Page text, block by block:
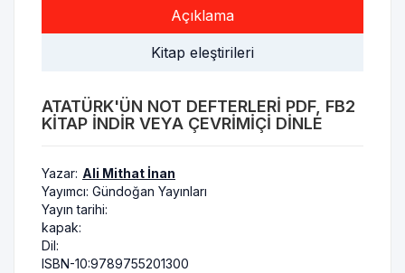
Açıklama
Kitap eleştirileri
ATATÜRK'ÜN NOT DEFTERLERI PDF, FB2
KITAP INDIR VEYA ÇEVRIMIÇI DINLE
Yazar: Ali Mithat İnan
Yayımcı: Gündoğan Yayınları
Yayın tarihi:
kapak:
Dil:
ISBN-10:9789755201300